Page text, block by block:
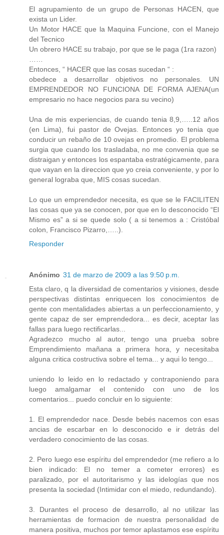
El agrupamiento de un grupo de Personas HACEN, que
exista un Lider.
Un Motor HACE que la Maquina Funcione, con el Manejo
del Tecnico
Un obrero HACE su trabajo, por que se le paga (1ra razon)
……
Entonces, “ HACER que las cosas sucedan “ :
obedece a desarrollar objetivos no personales. UN
EMPRENDEDOR NO FUNCIONA DE FORMA AJENA(un
empresario no hace negocios para su vecino)
Una de mis experiencias, de cuando tenia 8,9,…..12 años
(en Lima), fui pastor de Ovejas. Entonces yo tenia que
conducir un rebaño de 10 ovejas en promedio. El problema
surgia que cuando los trasladaba, no me convenia que se
distraigan y entonces los espantaba estratégicamente, para
que vayan en la direccion que yo creia conveniente, y por lo
general lograba que, MIS cosas sucedan.
Lo que un emprendedor necesita, es que se le FACILITEN
las cosas que ya se conocen, por que en lo desconocido “El
Mismo es” a si se quede solo ( a si tenemos a : Cristóbal
colon, Francisco Pizarro,…..).
Responder
Anónimo 31 de marzo de 2009 a las 9:50 p.m.
Esta claro, q la diversidad de comentarios y visiones, desde
perspectivas distintas enriquecen los conocimientos de
gente con mentalidades abiertas a un perfeccionamiento, y
gente capaz de ser emprendedora... es decir, aceptar las
fallas para luego rectificarlas...
Agradezco mucho al autor, tengo una prueba sobre
Emprendimiento mañana a primera hora, y necesitaba
alguna critica costructiva sobre el tema... y aqui lo tengo...
uniendo lo leido en lo redactado y contraponiendo para
luego amalgamar el contenido con uno de los
comentarios... puedo concluir en lo siguiente:
1. El emprendedor nace. Desde bebés nacemos con esas
ancias de escarbar en lo desconocido e ir detrás del
verdadero conocimiento de las cosas.
2. Pero luego ese espíritu del emprendedor (me refiero a lo
bien indicado: El no temer a cometer errores) es
paralizado, por el autoritarismo y las idelogías que nos
presenta la sociedad (Intimidar con el miedo, redundando).
3. Durantes el proceso de desarrollo, al no utilizar las
herramientas de formacion de nuestra personalidad de
manera positiva, muchos por temor aplastamos ese espíritu